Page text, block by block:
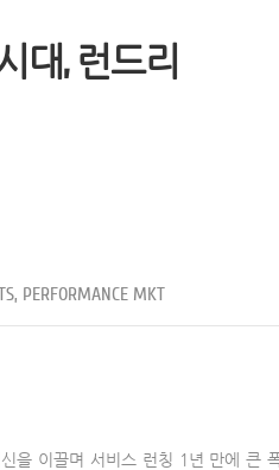
대, 런드리
PERFORMANCE MKT
신을 이끌며 서비스 런칭 1년 만에 큰